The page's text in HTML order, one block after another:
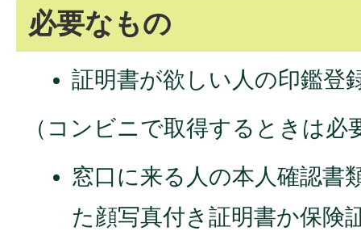
必要なもの
証明書が欲しい人の印鑑登
（コンビニで取得するときは必
窓口に来る人の本人確認書
た顔写真付き証明書か保険